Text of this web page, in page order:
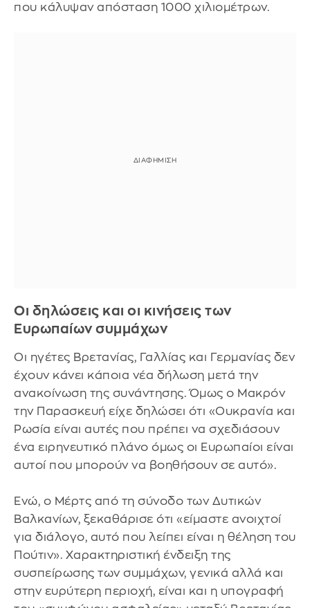
που κάλυψαν απόσταση 1000 χιλιομέτρων.
Οι δηλώσεις και οι κινήσεις των
Ευρωπαίων συμμάχων
Οι ηγέτες Βρετανίας, Γαλλίας και Γερμανίας δεν
έχουν κάνει κάποια νέα δήλωση μετά την
ανακοίνωση της συνάντησης. Όμως ο Μακρόν
την Παρασκευή είχε δηλώσει ότι «Ουκρανία και
Ρωσία είναι αυτές που πρέπει να σχεδιάσουν
ένα ειρηνευτικό πλάνο όμως οι Ευρωπαίοι είναι
αυτοί που μπορούν να βοηθήσουν σε αυτό».
Ενώ, ο Μέρτς από τη σύνοδο των Δυτικών
Βαλκανίων, ξεκαθάρισε ότι «είμαστε ανοιχτοί
για διάλογο, αυτό που λείπει είναι η θέληση του
Πούτιν». Χαρακτηριστική ένδειξη της
συσπείρωσης των συμμάχων, γενικά αλλά και
στην ευρύτερη περιοχή, είναι και η υπογραφή